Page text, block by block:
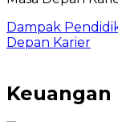
Dampak
Depan Karier
Keuangan